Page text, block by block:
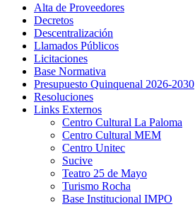
Alta de Proveedores
Decretos
Descentralización
Llamados Públicos
Licitaciones
Base Normativa
Presupuesto Quinquenal 2026-2030
Resoluciones
Links Externos
Centro Cultural La Paloma
Centro Cultural MEM
Centro Unitec
Sucive
Teatro 25 de Mayo
Turismo Rocha
Base Institucional IMPO